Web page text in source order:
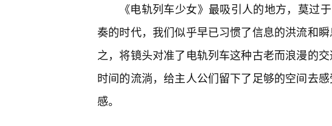
《电轨列车少女》最吸引人的地方，莫过
奏的时代，我们似乎早已习惯了信息的洪流和
之，将镜头对准了电轨列车这种古老而浪漫的
时间的流淌，给主人公们留下了足够的空间去
感。